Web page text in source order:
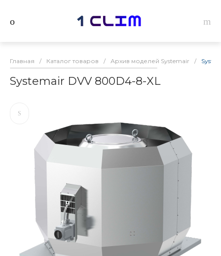
Главная / Каталог товаров / Архив моделей Systemair /
Systemair DVV 800D4-8-XL